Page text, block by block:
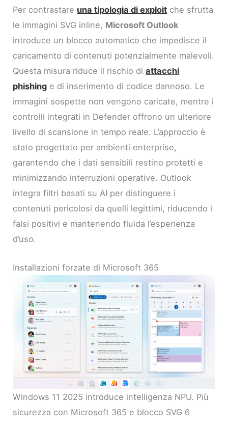
Per contrastare una tipologia di exploit che sfrutta
le immagini SVG inline, Microsoft Outlook
introduce un blocco automatico che impedisce il
caricamento di contenuti potenzialmente malevoli.
Questa misura riduce il rischio diattacchi
phishing e di inserimento di codice dannoso. Le
immagini sospette non vengono caricate, mentre i
controlli integrati in Defender offrono un ulteriore
livello di scansione in tempo reale. L’approccio è
stato progettato per ambienti enterprise,
garantendo che i dati sensibili restino protetti e
minimizzando interruzioni operative. Outlook
integra filtri basati su AI per distinguere i
contenuti pericolosi da quelli legittimi, riducendo i
falsi positivi e mantenendo fluida l’esperienza
d’uso.
Installazioni forzate di Microsoft 365
Windows 11 2025 introduce intelligenza NPU. Più
sicurezza con Microsoft 365 e blocco SVG 6